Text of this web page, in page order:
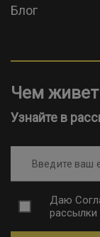
Блог
Чем живет
Узнайте в
Введите ваш
Даю
рассылки